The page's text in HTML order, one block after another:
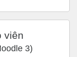
viên
3)